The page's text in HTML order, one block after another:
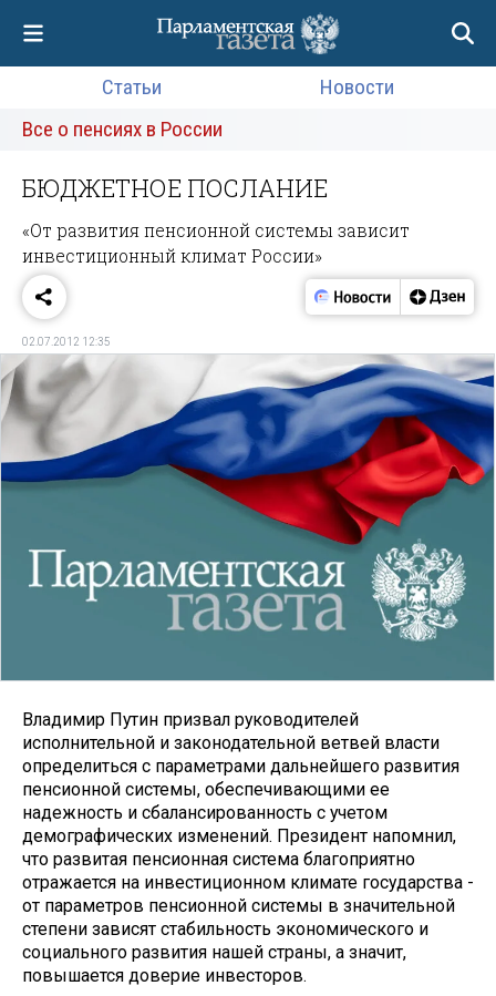
Статьи
Новости
Все о пенсиях в России
БЮДЖЕТНОЕ ПОСЛАНИЕ
«От развития пенсионной системы зависит
инвестиционный климат России»
02.07.2012 12:35
Владимир Путин призвал руководителей
исполнительной и законодательной ветвей власти
определиться с параметрами дальнейшего развития
пенсионной системы, обеспечивающими ее
надежность и сбалансированность с учетом
демографических изменений. Президент напомнил,
что развитая пенсионная система благоприятно
отражается на инвестиционном климате государства -
от параметров пенсионной системы в значительной
степени зависят стабильность экономического и
социального развития нашей страны, а значит,
повышается доверие инвесторов.